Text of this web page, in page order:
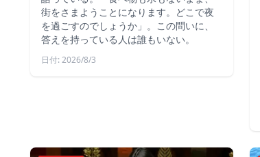
街をさまようことになります。どこで夜
を過ごすのでしょうか」。この問いに、
答えを持っている人は誰もいない。
日付: 2026/8/3